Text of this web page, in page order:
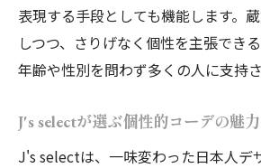
表現する手段としても機能します。
しつつ、さりげなく個性を主張でき
年齢や性別を問わず多くの人に支持さ
J's selectが選ぶ個性的コーデの魅
J's selectは、一味変わった日本人デ